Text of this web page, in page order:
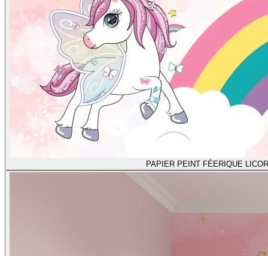
PAPIER PEINT FÉERIQUE